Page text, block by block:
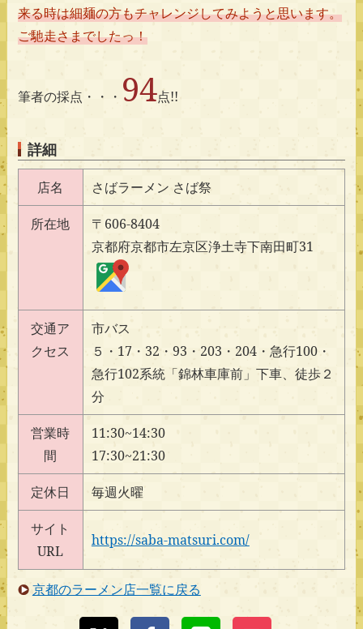
来る時は細麺の方もチャレンジしてみようと思います。
ご馳走さまでしたっ！
筆者の採点・・・ 94点!!
詳細
店名 さばラーメン さば祭
所在地
〒606-8404
京都府京都市左京区浄土寺下南田町31
交通ア
クセス
市バス
５・17・32・93・203・204・急行100・
急行102系統「錦林車庫前」下車、徒歩２
分
営業時
間
11:30~14:30
17:30~21:30
定休日 毎週火曜
サイト
URL
https://saba-matsuri.com/
京都のラーメン店一覧に戻る